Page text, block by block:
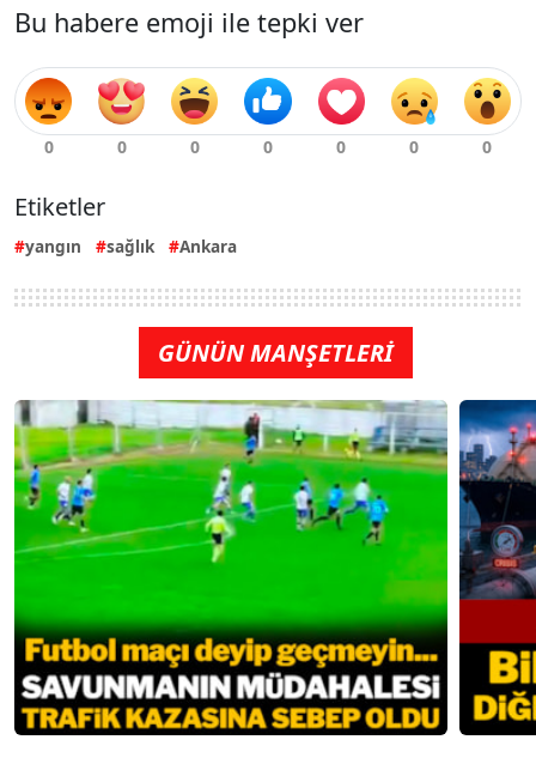
Bu habere emoji ile tepki ver
Etiketler
yangın sağlık Ankara
GÜNÜN MANŞETLERİ